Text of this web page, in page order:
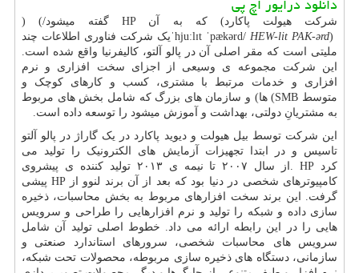
شرکت هیولت پاکارد(که به آن HP گفته میشود) (/
ˈhjuːlɪt ˈpækərd/ HEW-lit PAK-ərd)
یک شرکت فناوری اطلاعات چند
ملیتی است که مقر اصلی آن در پالو آلتو، کالیفرنیا واقع شده است.
این شرکت مجموعه ی وسیعی از اجزای سخت افزاری و نرم
افزاری و خدمات مرتبط با مشتری، کسب و کارهای کوچک و
متوسط (SMBها) و سازمان های بزرگ که شامل بخش های مربوط
به مشتریانِ دولتی، بهداشت و آموزش میشود را توسعه داده است.
این شرکت توسط بیل هیولت و دیوید پاکارد در یک گاراژ در پالو آلتو
تاسیس و در ابتدا تجهیزات آزمایش های الکترونیک را تولید می
کرد
. HP
از سال ۲۰۰۷ تا نیمه ی ۲۰۱۳ تولید کننده ی پیشروی
کامپیوترهای شخصی در دنیا بود که بعد از آن برند لنوو از HP پیشی
گرفت. این برند سخت افزارهای مربوط به بخش محاسبات، ذخیره
سازی داده و شبکه را تولید و نرم افزارهایی را طراحی و سرویس
هایی را در این رابطه ارائه می داد. خطوط اصلی تولید آن شامل
سرویس های محاسبات شخصی، سرورهای استاندارد صنعتی و
سازمانی، دستگاه های ذخیره سازی مربوطه، محصولات تحت شبکه،